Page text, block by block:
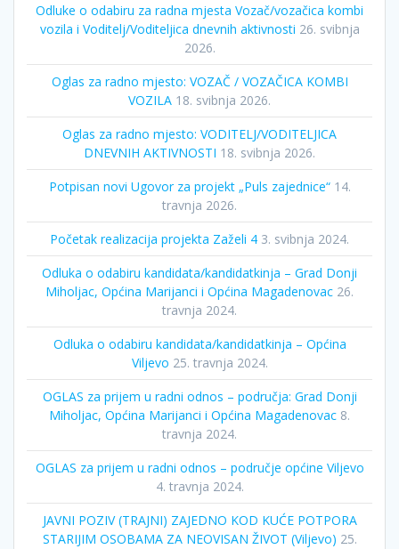
Odluke o odabiru za radna mjesta Vozač/vozačica kombi
vozila i Voditelj/Voditeljica dnevnih aktivnosti 26. svibnja
2026.
Oglas za radno mjesto: VOZAČ / VOZAČICA KOMBI
VOZILA 18. svibnja 2026.
Oglas za radno mjesto: VODITELJ/VODITELJICA
DNEVNIH AKTIVNOSTI 18. svibnja 2026.
Potpisan novi Ugovor za projekt „Puls zajednice“ 14.
travnja 2026.
Početak realizacija projekta Zaželi 4 3. svibnja 2024.
Odluka o odabiru kandidata/kandidatkinja – Grad Donji
Miholjac, Općina Marijanci i Općina Magadenovac 26.
travnja 2024.
Odluka o odabiru kandidata/kandidatkinja – Općina
Viljevo 25. travnja 2024.
OGLAS za prijem u radni odnos – područja: Grad Donji
Miholjac, Općina Marijanci i Općina Magadenovac 8.
travnja 2024.
OGLAS za prijem u radni odnos – područje općine Viljevo
4. travnja 2024.
JAVNI POZIV (TRAJNI) ZAJEDNO KOD KUĆE POTPORA
STARIJIM OSOBAMA ZA NEOVISAN ŽIVOT (Viljevo) 25.